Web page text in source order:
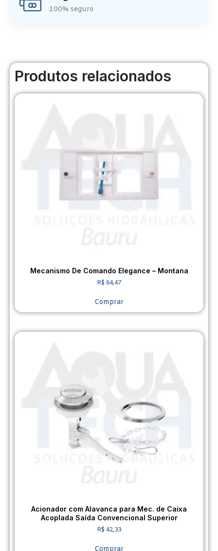
100% seguro
Produtos relacionados
Mecanismo De Comando Elegance – Montana
R$ 64,47
Comprar
Acionador com Alavanca para Mec. de Caixa
Acoplada Saída Convencional Superior
R$ 42,33